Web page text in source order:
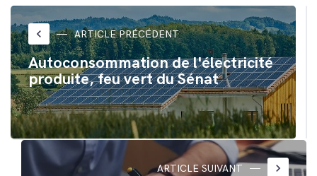
Twitter(ouvre
une
nouvelle
fenêtre)
Facebook(ouvre
dans
une
nouvelle
fenêtre)
keyboard_arrow_left ARTICLE PRÉCÉDENT
Autoconsommation de l'électricité
produite, feu vert du Sénat
ARTICLE SUIVANT keyboard_arrow_right